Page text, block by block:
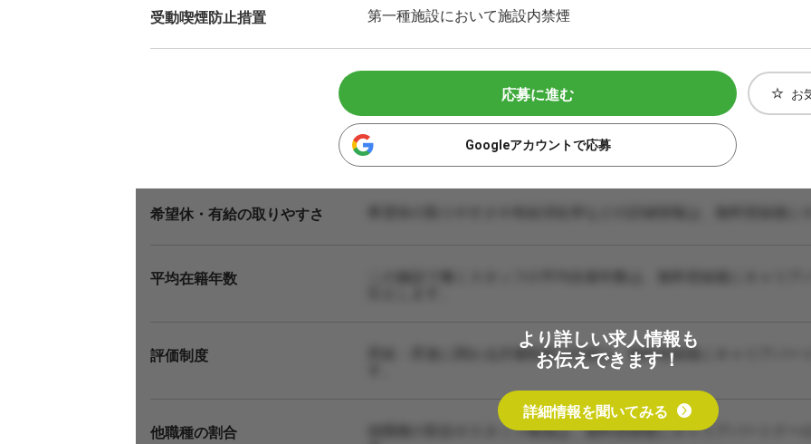
受動喫煙防止措置 第一種施設において施設内禁煙
応募に進む
Googleアカウントで応募
お
希望休・有給の取りやすさ
平均在籍年数 この施設で働くスタッフの平均在籍年数は、無料登録後にキャリ
評価制度 昇給・昇進に関わる評価制度の詳細は、無料登録後にキャリアパ
他職種の割合 他職種の割合やスタッフ構成は、無料登録後にキャリアパートナ
より詳しい求人情報も
お伝えできます！
詳細情報を聞いてみる